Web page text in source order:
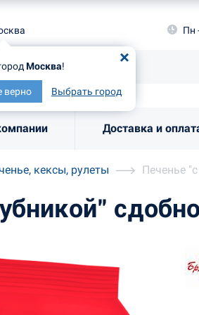
Москва!
верно Выбрать город
Пн
Доставка и
Ваш городМосква
Все верно
кексы, рулеты Печенье